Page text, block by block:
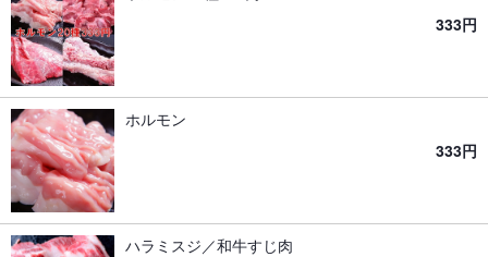
333円
ホルモン
333円
ハラミスジ／和牛すじ肉